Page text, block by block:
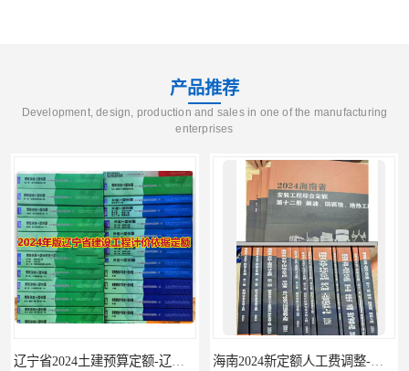
产品推荐
Development, design, production and sales in one of the manufacturing
enterprises